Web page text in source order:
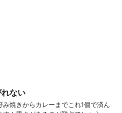
ない
焼きからカレーまでこれ1個で済ん